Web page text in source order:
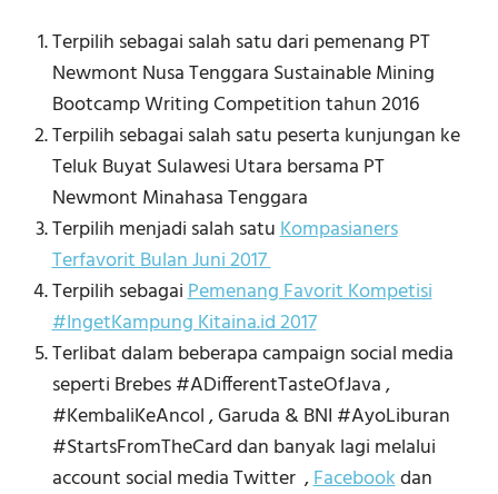
Terpilih sebagai salah satu dari pemenang PT
Newmont Nusa Tenggara Sustainable Mining
Bootcamp Writing Competition tahun 2016
Terpilih sebagai salah satu peserta kunjungan ke
Teluk Buyat Sulawesi Utara bersama PT
Newmont Minahasa Tenggara
Terpilih menjadi salah satuKompasianers
Terfavorit Bulan Juni 2017
Terpilih sebagaiPemenang Favorit Kompetisi
#IngetKampung Kitaina.id 2017
Terlibat dalam beberapa campaign social media
seperti Brebes #ADifferentTasteOfJava ,
#KembaliKeAncol , Garuda & BNI #AyoLiburan
#StartsFromTheCard dan banyak lagi melalui
account social media Twitter ,Facebookdan